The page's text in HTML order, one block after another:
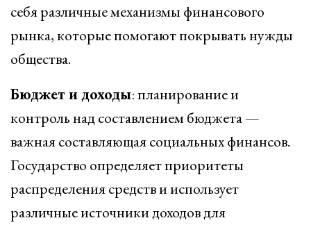
себя различные механизмы финансового
рынка, которые помогают покрывать нужды
общества.
Бюджет и доходы: планирование и
контроль над составлением бюджета —
важная составляющая социальных финансов.
Государство определяет приоритеты
распределения средств и использует
различные источники доходов для